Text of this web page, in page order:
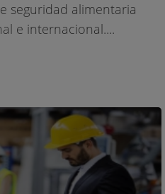
seguridad alimentaria
e internacional....